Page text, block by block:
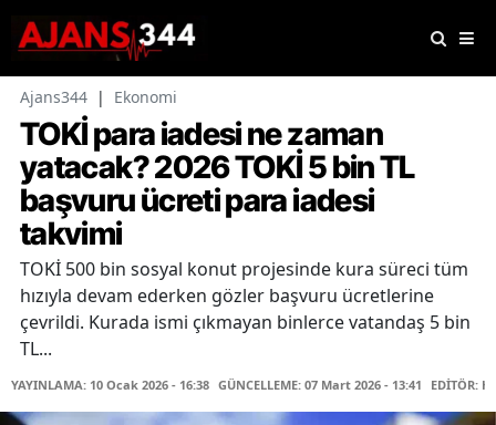
Ajans344 | Ekonomi
TOKİ para iadesi ne zaman
yatacak? 2026 TOKİ 5 bin TL
başvuru ücreti para iadesi
takvimi
TOKİ 500 bin sosyal konut projesinde kura süreci tüm
hızıyla devam ederken gözler başvuru ücretlerine
çevrildi. Kurada ismi çıkmayan binlerce vatandaş 5 bin
TL...
YAYINLAMA: 10 Ocak 2026 - 16:38 GÜNCELLEME: 07 Mart 2026 - 13:41 EDİTÖR: